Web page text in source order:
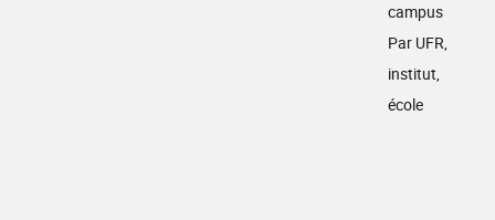
campus
Par UFR,
institut,
école